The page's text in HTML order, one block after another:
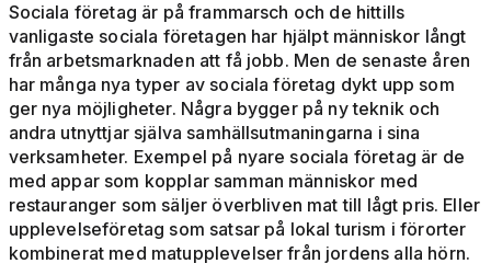
Sociala företag är på frammarsch och de hittills
vanligaste sociala företagen har hjälpt människor långt
från arbetsmarknaden att få jobb. Men de senaste åren
har många nya typer av sociala företag dykt upp som
ger nya möjligheter. Några bygger på ny teknik och
andra utnyttjar själva samhällsutmaningarna i sina
verksamheter. Exempel på nyare sociala företag är de
med appar som kopplar samman människor med
restauranger som säljer överbliven mat till lågt pris. Eller
upplevelseföretag som satsar på lokal turism i förorter
kombinerat med matupplevelser från jordens alla hörn.